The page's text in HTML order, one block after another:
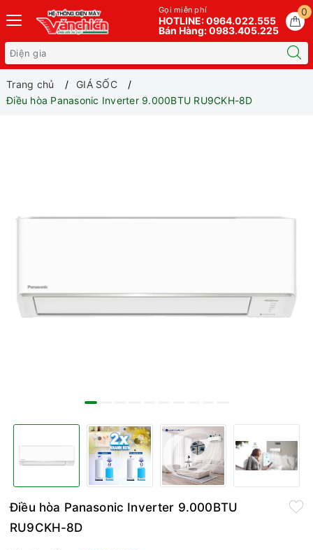
0
Gọi miễn phí
HOTLINE: 0964.022.555
Bán Hàng: 0983.405.225
Trang chủ
GIÁ SỐC
Điều hòa Panasonic Inverter 9.000BTU RU9CKH-8D
Điều hòa Panasonic Inverter 9.000BTU
RU9CKH-8D